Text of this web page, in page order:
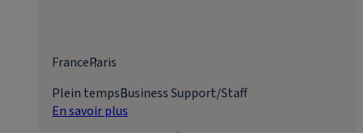
FranceParis
Plein tempsBusiness Support/Staff
En savoir plus